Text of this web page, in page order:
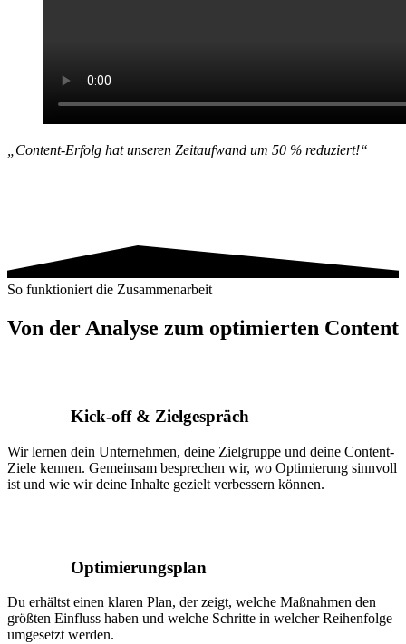
„Content-Erfolg hat unseren Zeitaufwand um 50 % reduziert!“
So funktioniert die Zusammenarbeit
Von der Analyse zum optimierten Content
Kick-off & Zielgespräch
Wir lernen dein Unternehmen, deine Zielgruppe und deine Content-
Ziele kennen. Gemeinsam besprechen wir, wo Optimierung sinnvoll
ist und wie wir deine Inhalte gezielt verbessern können.
Optimierungsplan
Du erhältst einen klaren Plan, der zeigt, welche Maßnahmen den
größten Einfluss haben und welche Schritte in welcher Reihenfolge
umgesetzt werden.